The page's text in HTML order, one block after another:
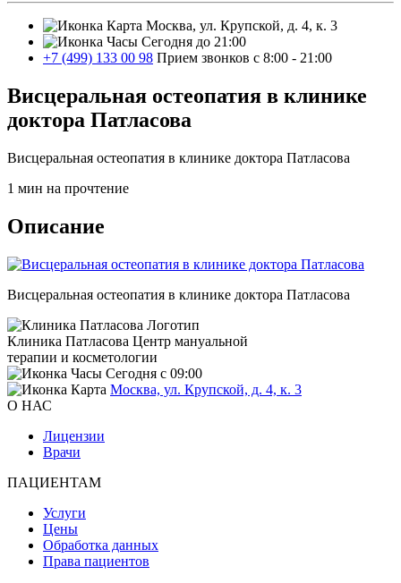
Москва, ул. Крупской, д. 4, к. 3
Сегодня до 21:00
+7 (499) 133 00 98 Прием звонков с 8:00 - 21:00
Висцеральная остеопатия в клинике
доктора Патласова
Висцеральная остеопатия в клинике доктора Патласова
1 мин на прочтение
Описание
Висцеральная остеопатия в клинике доктора Патласова
Клиника Патласова Центр мануальной
терапии и косметологии
Сегодня с 09:00
Москва, ул. Крупской, д. 4, к. 3
О НАС
Лицензии
Врачи
ПАЦИЕНТАМ
Услуги
Цены
Обработка данных
Права пациентов